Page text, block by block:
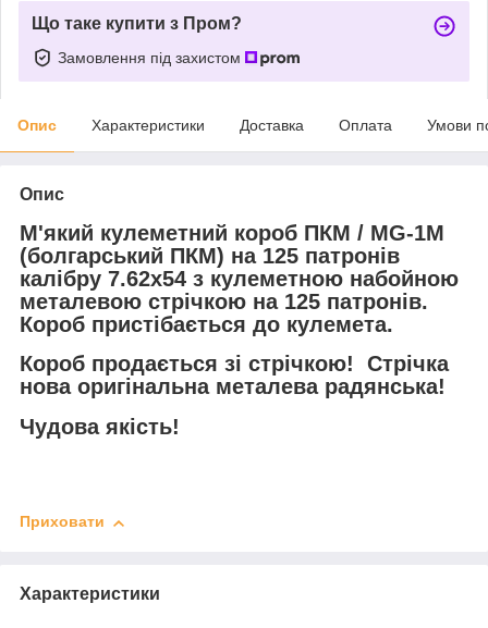
Що таке купити з Пром?
Замовлення під захистом
Опис Характеристики Доставка Оплата Умови
Опис
М'який кулеметний короб ПКМ / MG-1М
(болгарський ПКМ) на 125 патронів
калібру 7.62х54 з кулеметною набойною
металевою стрічкою на 125 патронів.
Короб пристібається до кулемета.
Короб продається зі стрічкою! Стрічка
нова оригінальна металева радянська!
Чудова якість!
Приховати
Характеристики